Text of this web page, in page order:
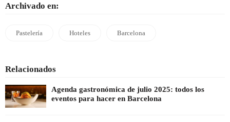
Archivado en:
Pastelería Hoteles Barcelona
Relacionados
Agenda gastronómica de julio 2025: todos los
eventos para hacer en Barcelona